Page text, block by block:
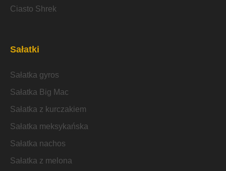
Ciasto Shrek
Sałatki
Sałatka gyros
Sałatka Big Mac
Sałatka z kurczakiem
Sałatka meksykańska
Sałatka nachos
Sałatka z melona